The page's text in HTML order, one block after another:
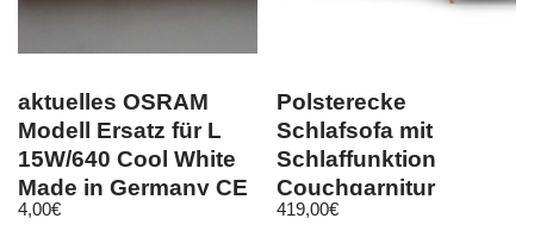
aktuelles OSRAM
Modell Ersatz für L
15W/640 Cool White
Made in Germany CE
43 44 45 cm
4,00€
Polsterecke
Schlafsofa mit
Schlaffunktion
Couchgarnitur
Bettsofa Ecksofa Carl
419,00€